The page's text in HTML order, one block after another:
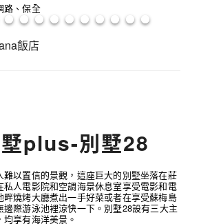
路、保全
plus-別墅28
以置信的景觀，這座巨大的別墅坐落在莊
私人電影院和空調海景休息室享受電影和電
燒烤大廳煮出一手好菜或者在享受蘇梅島
邊際游泳池裡涼快一下。別墅28設有三大主
享有海洋美景。